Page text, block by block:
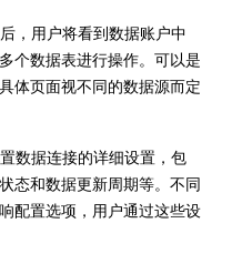
，用户将看到数据账户中
个数据表进行操作。可以是
体页面视不同的数据源而定
置数据连接的详细设置，包
态和数据更新周期等。不同
配置选项，用户通过这些设